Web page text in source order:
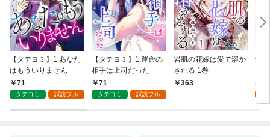
【タテヨミ】1.あなた
はもういりません
71
タテヨミ 試読フル
【タテヨミ】1.運命の
相手は上司だった
71
タテヨミ 試読フル
岩肌の花嫁は愛で溶か
される 1巻
363
愛